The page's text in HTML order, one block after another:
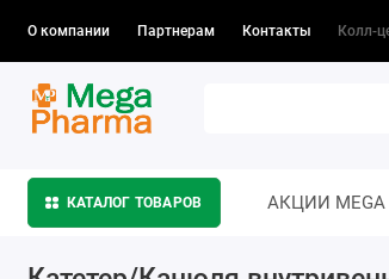
О компании Партнерам Контакты Колл-
КАТАЛОГ ТОВАРОВ АКЦИИ MEGA